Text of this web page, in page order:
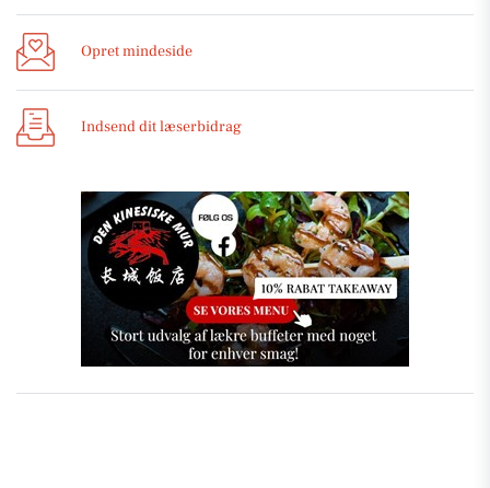
Opret mindeside
Indsend dit læserbidrag